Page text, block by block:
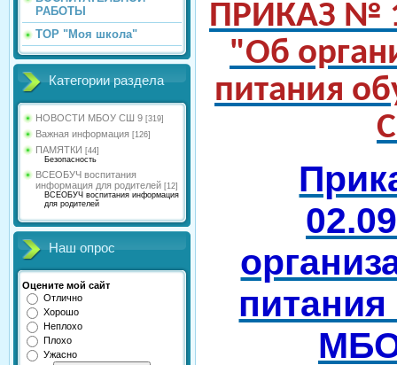
РАБОТЫ
ТОР "Моя школа"
Категории раздела
НОВОСТИ МБОУ СШ 9 [319]
Важная информация [126]
ПАМЯТКИ [44]
Безопасность
ВСЕОБУЧ воспитания
информация для родителей [12]
ВСЕОБУЧ воспитания информация
для родителей
Наш опрос
Оцените мой сайт
Отлично
Хорошо
Неплохо
Плохо
Ужасно
ПРИКАЗ №
"Об
питания